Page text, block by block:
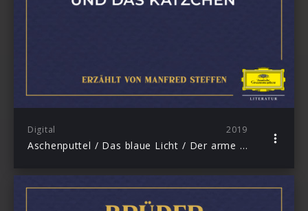
Digital 2019
Aschenputtel / Das blaue Licht / Der arme Müllersbursch und das Kätzchen